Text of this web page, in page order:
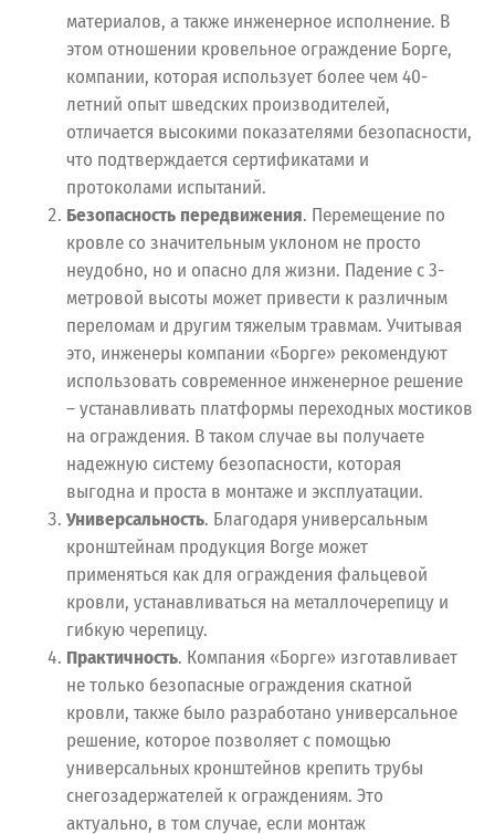
материалов, а также инженерное исполнение. В
этом отношении кровельное ограждение Борге,
компании, которая использует более чем 40-
летний опыт шведских производителей,
отличается высокими показателями безопасности,
что подтверждается сертификатами и
протоколами испытаний.
Безопасность передвижения. Перемещение по
кровле со значительным уклоном не просто
неудобно, но и опасно для жизни. Падение с 3-
метровой высоты может привести к различным
переломам и другим тяжелым травмам. Учитывая
это, инженеры компании «Борге» рекомендуют
использовать современное инженерное решение
– устанавливать платформы переходных мостиков
на ограждения. В таком случае вы получаете
надежную систему безопасности, которая
выгодна и проста в монтаже и эксплуатации.
Универсальность. Благодаря универсальным
кронштейнам продукция Borge может
применяться как для ограждения фальцевой
кровли, устанавливаться на металлочерепицу и
гибкую черепицу.
Практичность. Компания «Борге» изготавливает
не только безопасные ограждения скатной
кровли, также было разработано универсальное
решение, которое позволяет с помощью
универсальных кронштейнов крепить трубы
снегозадержателей к ограждениям. Это
актуально, в том случае, если монтаж